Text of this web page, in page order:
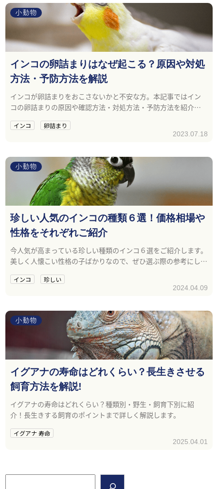
小動物
インコの卵詰まりはなぜ起こる？原因や対処
方法・予防方法を解説
インコが卵詰まりをおこさないかと不安な方。本記事ではイン
コの卵詰まりの原因や確認方法・対処方法・予防方法を紹介し
インコ 卵詰まり
2023.07.18
小動物
珍しい人気のインコの種類６選！価格相場や
性格をそれぞれご紹介
今人気が高まっている珍しい種類のインコ６選をご紹介します。
美しく人懐こい性格の子ばかりなので、ぜひ選ぶ際の参考にして
インコ 珍しい
2024.04.09
小動物
イグアナの寿命はどれくらい？長生きさせる
飼育方法を解説!
イグアナの寿命はどれくらい？種類別・野生・飼育下別に紹
介！長生きする飼育のポイントまで詳しく解説します。
イグアナ 寿命
2025.04.01
検索